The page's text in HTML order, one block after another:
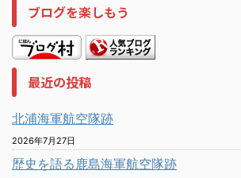
ブログを楽しもう
最近の投稿
北浦海軍航空隊跡
2026年7月27日
歴史を語る鹿島海軍航空隊跡